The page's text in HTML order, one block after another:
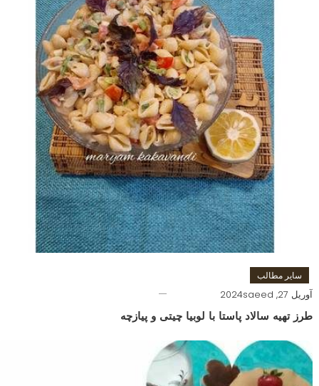
سایر مطالب
آوریل 27, 2024 saeed
طرز تهیه سالاد پاستا با لوبیا چیتی و پیازچه